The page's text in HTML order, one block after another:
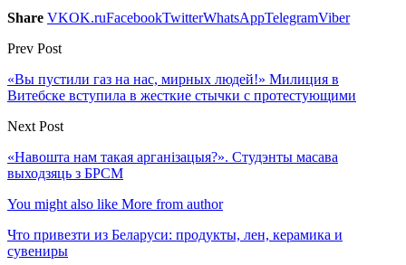
Share VKOK.ruFacebookTwitterWhatsAppTelegramViber
Prev Post
«Вы пустили газ на нас, мирных людей!» Милиция в
Витебске вступила в жесткие стычки с протестующими
Next Post
«Навошта нам такая арганізацыя?». Студэнты масава
выходзяць з БРСМ
You might also like More from author
Что привезти из Беларуси: продукты, лен, керамика и
сувениры